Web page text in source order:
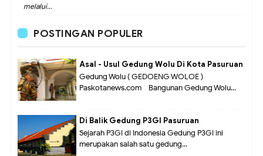
melalui...
POSTINGAN POPULER
Asal - Usul Gedung Wolu Di Kota Pasuruan
Gedung Wolu ( GEDOENG WOLOE )
Paskotanews.com - Bangunan Gedung Wolu...
Di Balik Gedung P3GI Pasuruan
Sejarah P3GI di Indonesia Gedung P3GI ini
merupakan salah satu gedung...